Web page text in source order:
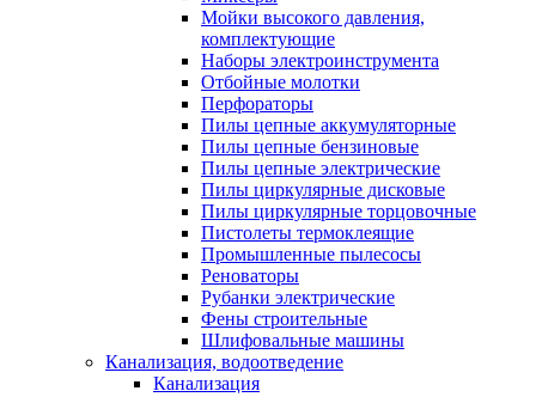
Мойки высокого давления,
комплектующие
Наборы электроинструмента
Отбойные молотки
Перфораторы
Пилы цепные аккумуляторные
Пилы цепные бензиновые
Пилы цепные электрические
Пилы циркулярные дисковые
Пилы циркулярные торцовочные
Пистолеты термоклеящие
Промышленные пылесосы
Реноваторы
Рубанки электрические
Фены строительные
Шлифовальные машины
Канализация, водоотведение
Канализация